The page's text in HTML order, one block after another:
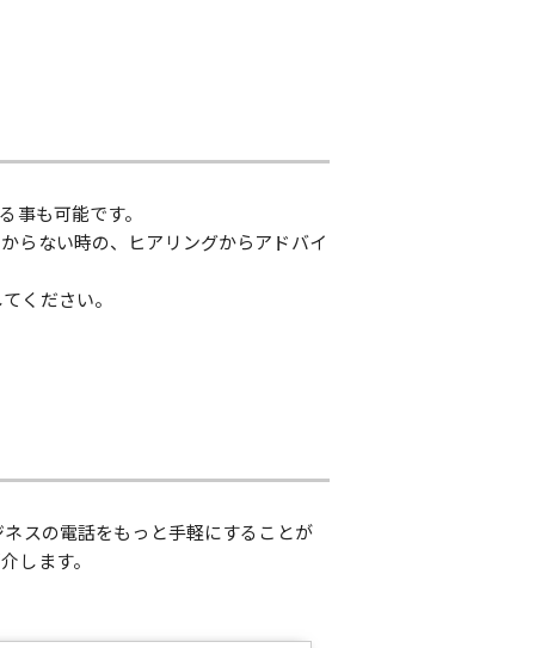
も可能です。
らない時の、ヒアリングからアドバイ
ください。
スの電話をもっと手軽にすることが
します。